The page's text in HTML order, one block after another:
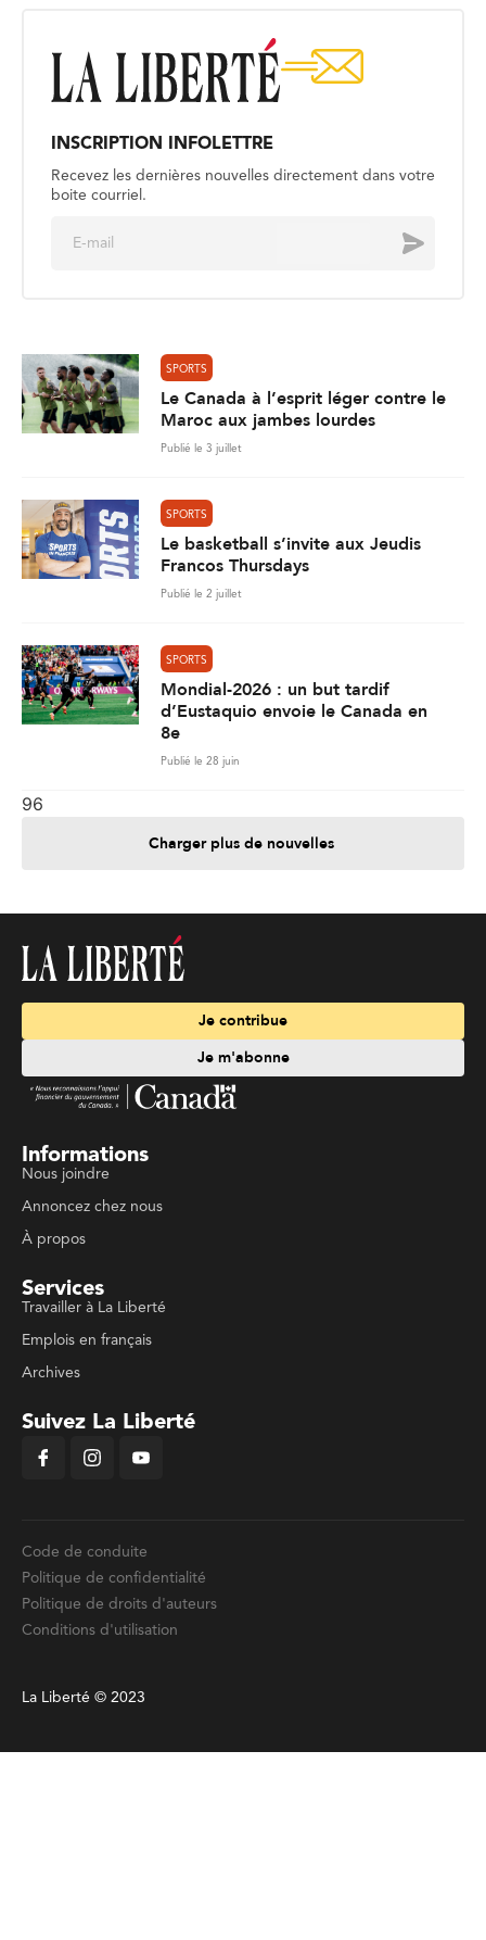
INSCRIPTION INFOLETTRE
Recevez les dernières nouvelles directement dans votre
boite courriel.
Envoyer
SPORTS
Le Canada à l’esprit léger contre le
Maroc aux jambes lourdes
Publié le 3 juillet
SPORTS
Le basketball s’invite aux Jeudis
Francos Thursdays
Publié le 2 juillet
SPORTS
Mondial-2026 : un but tardif
d’Eustaquio envoie le Canada en
8e
Publié le 28 juin
96
Charger plus de nouvelles
Je contribue
Je m'abonne
Informations
Nous joindre
Annoncez chez nous
À propos
Services
Travailler à La Liberté
Emplois en français
Archives
Suivez La Liberté
Code de conduite
Politique de confidentialité
Politique de droits d'auteurs
Conditions d'utilisation
La Liberté © 2023